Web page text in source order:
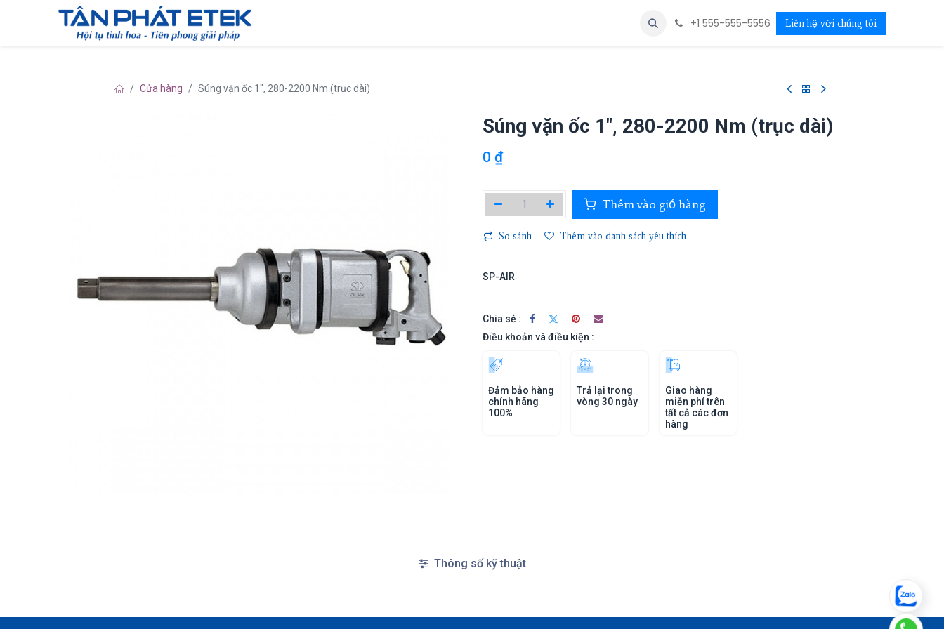
+1 555-555-5556 Liên hệ với chúng tôi
Cửa hàng Súng vặn ốc 1", 280-2200 Nm (trục dài)
Súng vặn ốc 1", 280-2200 Nm (trục dài)
0 ₫
Thêm vào giỏ hàng
So sánh Thêm vào danh sách yêu thích
SP-AIR
Chia sẻ :
Điều khoản và điều kiện :
Đảm bảo hàng
chính hãng
100%
Trả lại trong
vòng 30 ngày
Giao hàng
miễn phí trên
tất cả các đơn
hàng
Thông số kỹ thuật